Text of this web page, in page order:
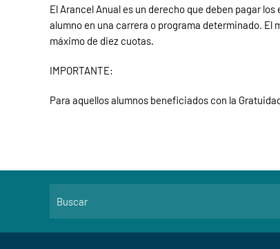
El Arancel Anual es un derecho que deben pagar
alumno en una carrera o programa determinado.
máximo de diez cuotas.
IMPORTANTE:
Para aquellos alumnos beneficiados con la